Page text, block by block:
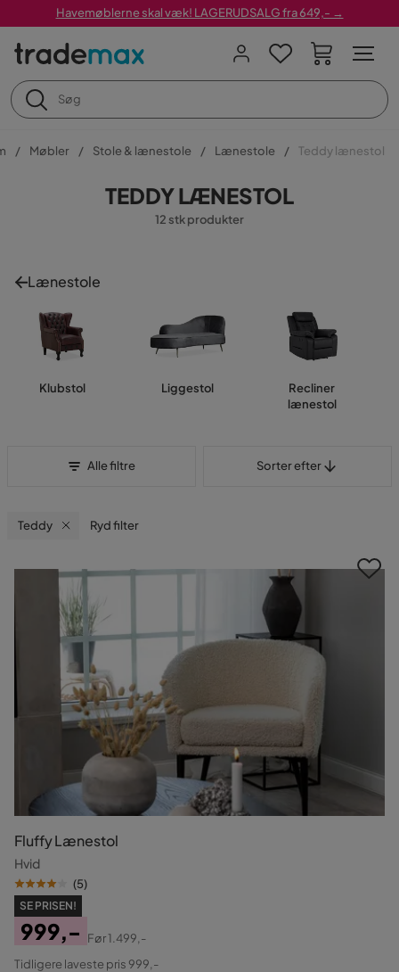
Havemøblerne skal væk! LAGERUDSALG fra 649,- →
Møbler Stole & lænestole Lænestole Teddy lænestol
TEDDY LÆNESTOL
12 stk produkter
Lænestole
Klubstol Liggestol
Recliner
lænestol
Alle filtre Sorter efter
Teddy Ryd filter
Fluffy Lænestol
Hvid
(5)
SE PRISEN!
Pris
999,-
Original
Før1.499,-
Tidligere laveste pris 999,-